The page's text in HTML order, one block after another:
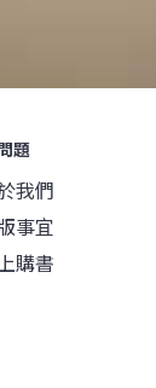
題
我們
事宜
購書